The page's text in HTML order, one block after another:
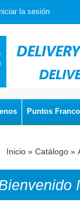
la sesión
Puntos Franco
Inicio » Catálogo »